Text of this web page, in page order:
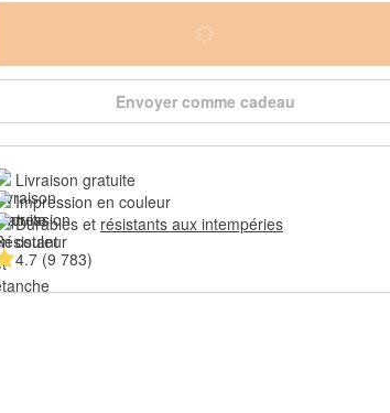
Envoyer comme cadeau
Livraison gratuite
Impression en couleur
Durables et résistants aux intempéries
4.7 (9 783)